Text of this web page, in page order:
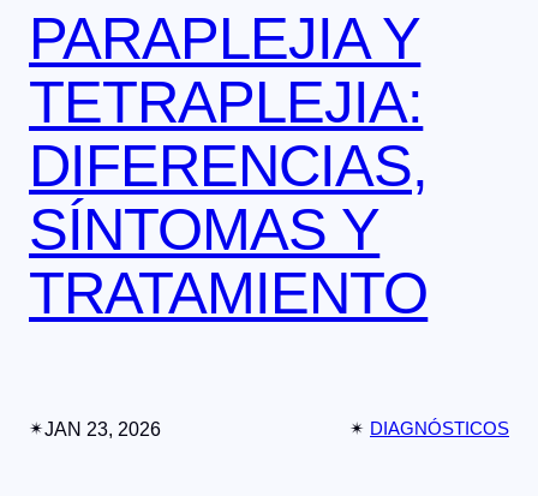
PARAPLEJIA Y
TETRAPLEJIA:
DIFERENCIAS,
SÍNTOMAS Y
TRATAMIENTO
✴︎JAN 23, 2026 ✴︎ DIAGNÓSTICOS